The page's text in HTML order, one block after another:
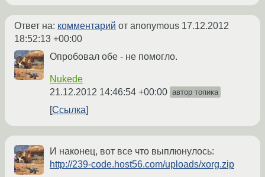
Ответ на: комментарий от anonymous 17.12.2012
18:52:13 +00:00
Опробовал обе - не помогло.
Nukede
21.12.2012 14:46:54 +00:00 автор топика
Ссылка
И наконец, вот все что выплюнулось:
http://239-code.host56.com/uploads/xorg.zip